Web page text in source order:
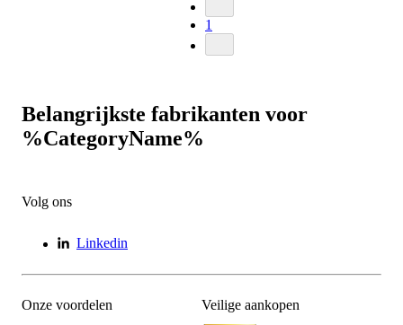
1
Belangrijkste fabrikanten voor
%CategoryName%
Volg ons
Linkedin
Onze voordelen
Veilige aankopen